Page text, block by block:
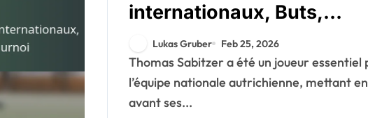
internationaux, Buts,
Impacts en tournoi
Lukas Gruber Feb 25, 2026
Thomas Sabitzer a été un joueur essentiel pour
l’équipe nationale autrichienne, mettant en
avant ses...